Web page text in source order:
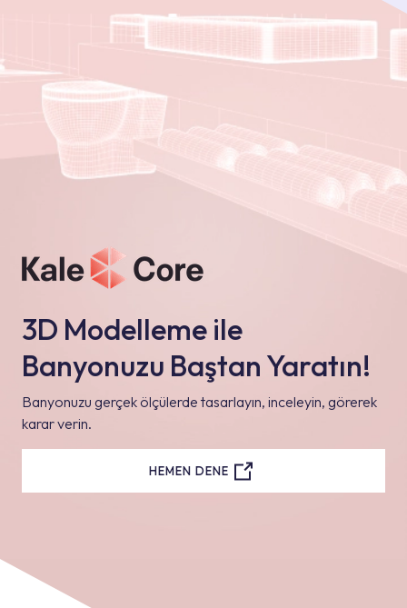
3D Modelleme ile
Banyonuzu Baştan Yaratın!
Banyonuzu gerçek ölçülerde tasarlayın, inceleyin, görerek
karar verin.
HEMEN DENE